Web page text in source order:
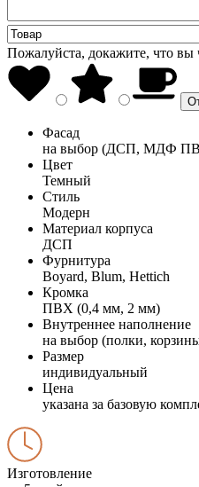
Пожалуйста, докажите, что вы
Фасад
на выбор (ДСП, МДФ
Цвет
Темный
Стиль
Модерн
Материал корпуса
ДСП
Фурнитура
Boyard, Blum, Hettich
Кромка
ПВХ (0,4 мм, 2 мм)
Внутреннее наполнение
на выбор (полки,
Размер
индивидуальный
Цена
указана за базовую
Изготовление